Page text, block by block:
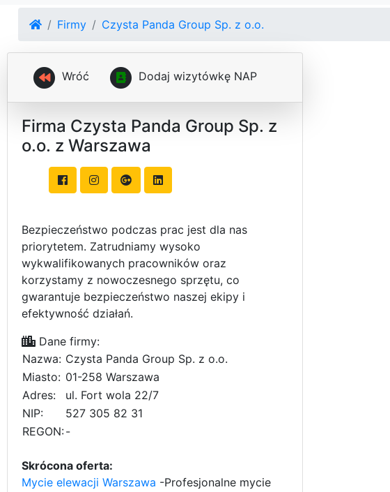
Firmy Czysta Panda Group Sp. z o.o.
Wróć Dodaj wizytówkę NAP
Firma Czysta Panda Group Sp. z
o.o. z Warszawa
Bezpieczeństwo podczas prac jest dla nas
priorytetem. Zatrudniamy wysoko
wykwalifikowanych pracowników oraz
korzystamy z nowoczesnego sprzętu, co
gwarantuje bezpieczeństwo naszej ekipy i
efektywność działań.
Dane firmy:
Nazwa: Czysta Panda Group Sp. z o.o.
Miasto: 01-258 Warszawa
Adres:
ul. Fort wola 22/7
NIP:
527 305 82 31
REGON:-
Skrócona oferta:
Mycie elewacji Warszawa -Profesjonalne mycie